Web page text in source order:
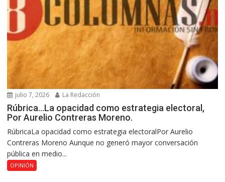
julio 7, 2026 La Redacción
Rúbrica…La opacidad como estrategia electoral,
Por Aurelio Contreras Moreno.
RúbricaLa opacidad como estrategia electoralPor Aurelio
Contreras Moreno Aunque no generó mayor conversación
pública en medio...
OPINIÓN